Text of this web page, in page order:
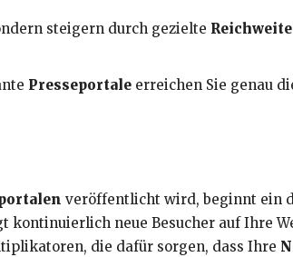
steigern durch gezielte Reichweite
Presseportale erreichen Sie genau
veröffentlicht wird, beginnt ein
kontinuierlich neue Besucher auf Ihre
die dafür sorgen, dass Ihre